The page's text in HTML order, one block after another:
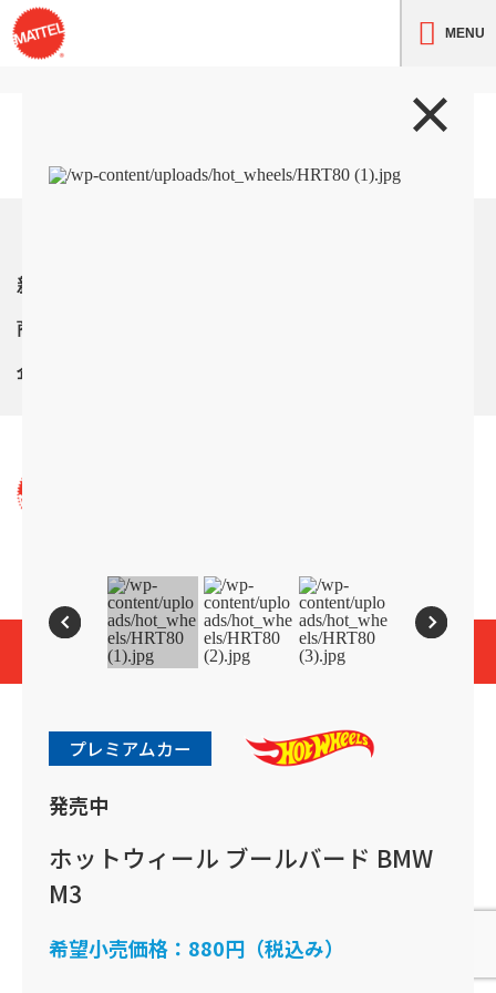
MENU
プレミアムカー
発売中
ホットウィール ブールバード BMW
M3
希望小売価格： 880円（税込み）
新着情報
商品紹介
企業情報
© 2026 Mattel. All Rights Reserved.
page top